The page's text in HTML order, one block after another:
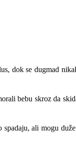
dok se dugmad
bebu skroz da
ali mogu